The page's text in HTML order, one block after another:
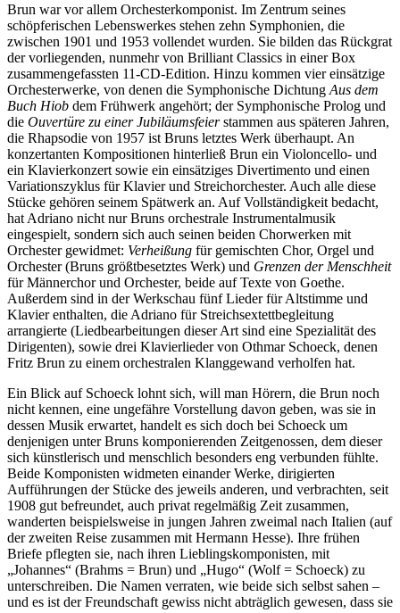
Brun war vor allem Orchesterkomponist. Im Zentrum seines
schöpferischen Lebenswerkes stehen zehn Symphonien, die
zwischen 1901 und 1953 vollendet wurden. Sie bilden das Rückgrat
der vorliegenden, nunmehr von Brilliant Classics in einer Box
zusammengefassten 11-CD-Edition. Hinzu kommen vier einsätzige
Orchesterwerke, von denen die Symphonische Dichtung Aus dem
Buch Hiob dem Frühwerk angehört; der Symphonische Prolog und
die Ouvertüre zu einer Jubiläumsfeierstammen aus späteren Jahren,
die Rhapsodie von 1957 ist Bruns letztes Werk überhaupt. An
konzertanten Kompositionen hinterließ Brun ein Violoncello- und
ein Klavierkonzert sowie ein einsätziges Divertimento und einen
Variationszyklus für Klavier und Streichorchester. Auch alle diese
Stücke gehören seinem Spätwerk an. Auf Vollständigkeit bedacht,
hat Adriano nicht nur Bruns orchestrale Instrumentalmusik
eingespielt, sondern sich auch seinen beiden Chorwerken mit
Orchester gewidmet: Verheißung für gemischten Chor, Orgel und
Orchester (Bruns größtbesetztes Werk) und Grenzen der Menschheit
für Männerchor und Orchester, beide auf Texte von Goethe.
Außerdem sind in der Werkschau fünf Lieder für Altstimme und
Klavier enthalten, die Adriano für Streichsextettbegleitung
arrangierte (Liedbearbeitungen dieser Art sind eine Spezialität des
Dirigenten), sowie drei Klavierlieder von Othmar Schoeck, denen
Fritz Brun zu einem orchestralen Klanggewand verholfen hat.
Ein Blick auf Schoeck lohnt sich, will man Hörern, die Brun noch
nicht kennen, eine ungefähre Vorstellung davon geben, was sie in
dessen Musik erwartet, handelt es sich doch bei Schoeck um
denjenigen unter Bruns komponierenden Zeitgenossen, dem dieser
sich künstlerisch und menschlich besonders eng verbunden fühlte.
Beide Komponisten widmeten einander Werke, dirigierten
Aufführungen der Stücke des jeweils anderen, und verbrachten, seit
1908 gut befreundet, auch privat regelmäßig Zeit zusammen,
wanderten beispielsweise in jungen Jahren zweimal nach Italien (auf
der zweiten Reise zusammen mit Hermann Hesse). Ihre frühen
Briefe pflegten sie, nach ihren Lieblingskomponisten, mit
„Johannes“ (Brahms = Brun) und „Hugo“ (Wolf = Schoeck) zu
unterschreiben. Die Namen verraten, wie beide sich selbst sahen –
und es ist der Freundschaft gewiss nicht abträglich gewesen, dass sie